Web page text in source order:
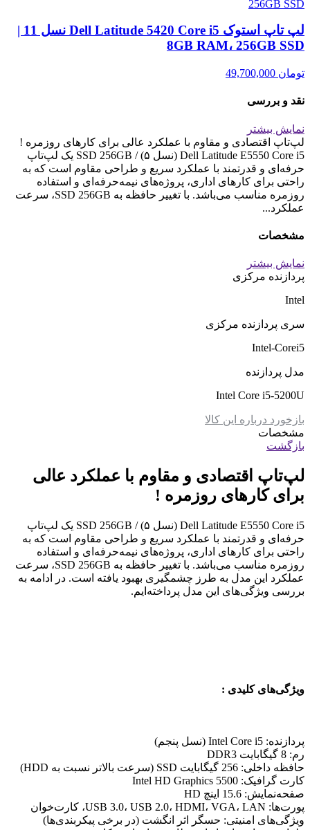
لپ تاپ استوک Dell Latitude 5420 Core i5 نسل 11 |
8GB RAM، 256GB SSD
تومان
نقد و بررسی
نمایش بیشتر
لپ‌تاپ اقتصادی و مقاوم با عملکرد عالی برای کارهای روزمره !
Dell Latitude E5550 Core i5 (نسل ۵) / SSD 256GB یک لپ‌تاپ
حرفه‌ای و قدرتمند با عملکرد سریع و طراحی مقاوم است که به
راحتی برای کارهای اداری، پروژه‌های نیمه‌حرفه‌ای و استفاده
روزمره مناسب می‌باشد. با تغییر حافظه به SSD 256GB، سرعت
عملکرد...
مشخصات
نمایش بیشتر
پردازنده مرکزی
Intel
سری پردازنده مرکزی
Intel-Corei5
مدل پردازنده
Intel Core i5-5200U
بازخورد درباره این کالا
مشخصات
بازگشت
لپ‌تاپ اقتصادی و مقاوم با عملکرد عالی
برای کارهای روزمره !
Dell Latitude E5550 Core i5 (نسل ۵) / SSD 256GB یک لپ‌تاپ
حرفه‌ای و قدرتمند با عملکرد سریع و طراحی مقاوم است که به
راحتی برای کارهای اداری، پروژه‌های نیمه‌حرفه‌ای و استفاده
روزمره مناسب می‌باشد. با تغییر حافظه به SSD 256GB، سرعت
عملکرد این مدل به طرز چشمگیری بهبود یافته است. در ادامه به
بررسی ویژگی‌های این مدل پرداخته‌ایم.
ویژگی‌های کلیدی :
پردازنده: Intel Core i5 (نسل پنجم)
رم: 8 گیگابایت DDR3
حافظه داخلی: 256 گیگابایت SSD (سرعت بالاتر نسبت به HDD)
کارت گرافیک: Intel HD Graphics 5500
صفحه‌نمایش: 15.6 اینچ HD
پورت‌ها: USB 3.0، USB 2.0، HDMI، VGA، LAN، کارت‌خوان
ویژگی‌های امنیتی: حسگر اثر انگشت (در برخی پیکربندی‌ها)